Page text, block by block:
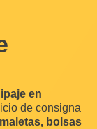
en
de consigna
bolsas